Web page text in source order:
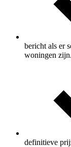
bericht als er
woningen zijn.
definitieve